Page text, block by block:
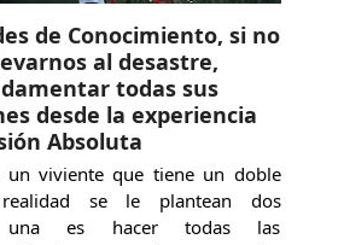
de Conocimiento, si no
al desastre,
todas sus
desde la experiencia
Absoluta
viviente que tiene un doble
se le plantean dos
una es hacer todas las